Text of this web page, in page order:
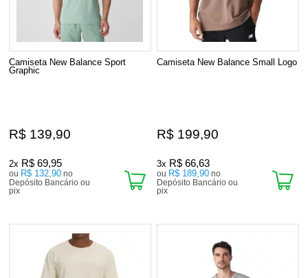
Camiseta New Balance Sport
Graphic
R$ 139,90
2x R$ 69,95
ou R$ 132,90 no
Depósito Bancário ou
pix
Camiseta New Balance Small Logo
R$ 199,90
3x R$ 66,63
ou R$ 189,90 no
Depósito Bancário ou
pix